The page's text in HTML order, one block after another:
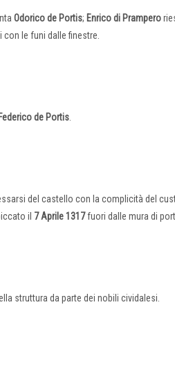
Odorico de Portis; Enrico di Prampero
le funi dalle finestre.
Federico de Portis.
del castello con la complicità del
il 7 Aprile 1317fuori dalle mura di
struttura da parte dei nobili cividalesi.